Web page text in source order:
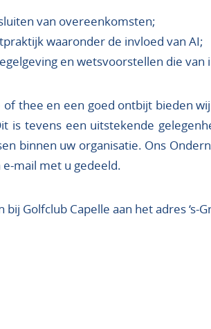
van overeenkomsten;
waaronder de invloed van AI;
en wetsvoorstellen die van
thee en een goed ontbijt bieden
is tevens een uitstekende
binnen uw organisatie. Ons
mail met u gedeeld.
Golfclub Capelle aan het adres